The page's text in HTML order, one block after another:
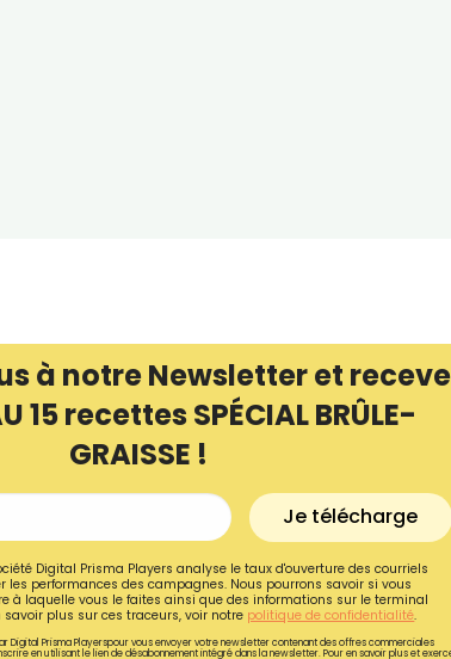
à notre Newsletter et
15 recettes SPÉCIAL BRÛLE-
GRAISSE !
Je télécharge
Digital Prisma Players analyse le taux d'ouverture des courriels
les performances des campagnes. Nous pourrons savoir si vous
à laquelle vous le faites ainsi que des informations sur le terminal
savoir plus sur ces traceurs, voir notre politique de confidentialité.
Digital Prisma Playerspour vous envoyer votre newsletter contenant des offres commerciales
en utilisant le lien de désabonnement intégré dans la newsletter. Pour en savoir plus et